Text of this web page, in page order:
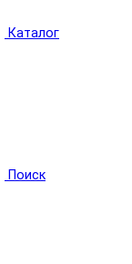
Каталог
Поиск